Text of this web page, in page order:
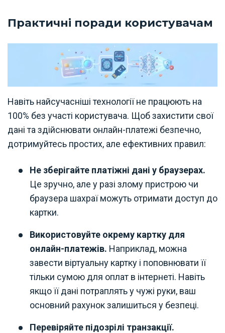
Практичні поради користувачам
Навіть найсучасніші технології не працюють на
100% без участі користувача. Щоб захистити свої
дані та здійснювати онлайн-платежі безпечно,
дотримуйтесь простих, але ефективних правил:
Не зберігайте платіжні дані у браузерах.
Це зручно, але у разі злому пристрою чи
браузера шахраї можуть отримати доступ до
картки.
Використовуйте окрему картку для
онлайн-платежів. Наприклад, можна
завести віртуальну картку і поповнювати її
тільки сумою для оплат в інтернеті. Навіть
якщо її дані потраплять у чужі руки, ваш
основний рахунок залишиться у безпеці.
Перевіряйте підозрілі транзакції.